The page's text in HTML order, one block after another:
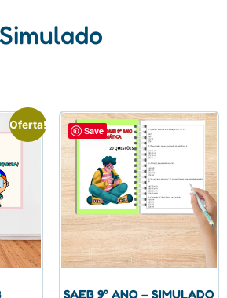
Simulado
Oferta! Save
SAEB 9° ANO – SIMULADO